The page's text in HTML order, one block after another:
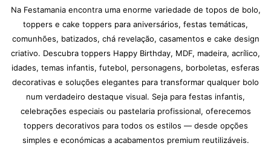
Na Festamania encontra uma enorme variedade de topos de bolo,
toppers e cake toppers para aniversários, festas temáticas,
comunhões, batizados, chá revelação, casamentos e cake design
criativo. Descubra toppers Happy Birthday, MDF, madeira, acrílico,
idades, temas infantis, futebol, personagens, borboletas, esferas
decorativas e soluções elegantes para transformar qualquer bolo
num verdadeiro destaque visual. Seja para festas infantis,
celebrações especiais ou pastelaria profissional, oferecemos
toppers decorativos para todos os estilos — desde opções
simples e económicas a acabamentos premium reutilizáveis.